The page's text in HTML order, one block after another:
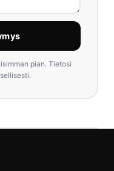
pian. Tietosi